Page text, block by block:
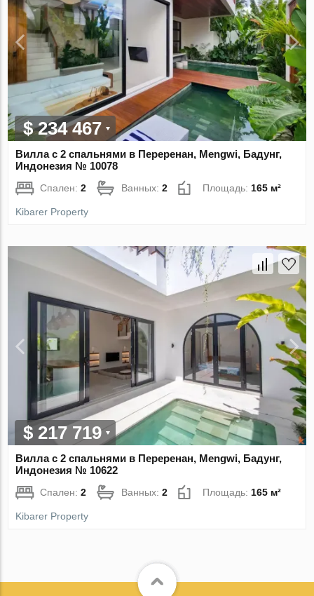
$ 234 467
Вилла с 2 спальнями в Переренан, Mengwi, Бадунг,
Индонезия № 10078
Спален:2 Ванных:2 Площадь: 165 м²
Kibarer Property
$ 217 719
Вилла с 2 спальнями в Переренан, Mengwi, Бадунг,
Индонезия № 10622
Спален:2 Ванных:2 Площадь: 165 м²
Kibarer Property